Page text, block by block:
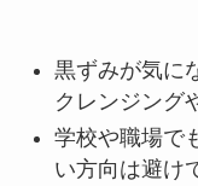
黒ずみが気に
クレンジング
学校や職場で
い方向は避け